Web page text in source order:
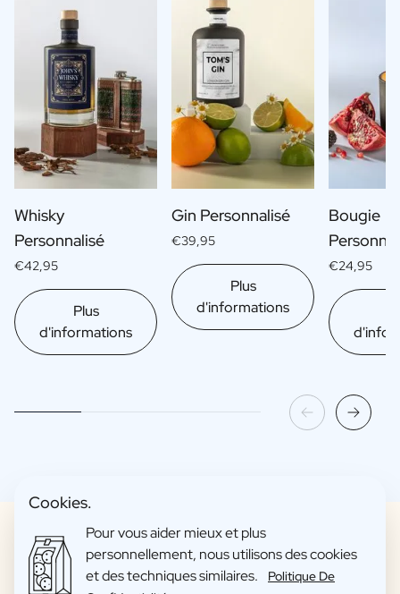
Whisky
Personnalisé
€42,95
Plus
d'informations
Gin Personnalisé
€39,95
Plus
d'informations
Bougie
€24,95
Cookies.
Pour vous aider mieux et plus
personnellement, nous utilisons des cookies
et des techniques similaires.
Politique De